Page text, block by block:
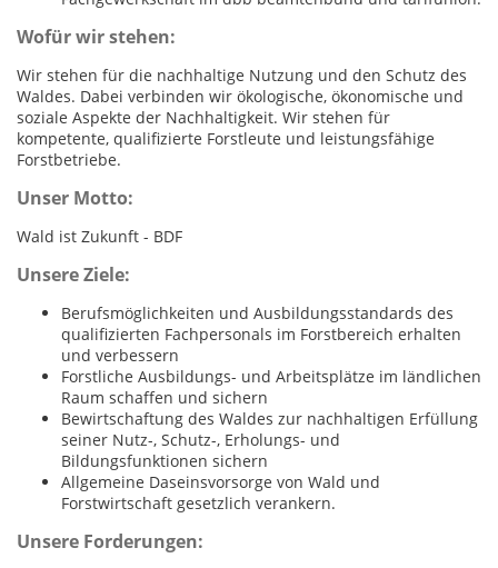
Wofür wir stehen:
Wir stehen für die nachhaltige Nutzung und den Schutz des
Waldes. Dabei verbinden wir ökologische, ökonomische und
soziale Aspekte der Nachhaltigkeit. Wir stehen für
kompetente, qualifizierte Forstleute und leistungsfähige
Forstbetriebe.
Unser Motto:
Wald ist Zukunft - BDF
Unsere Ziele:
Berufsmöglichkeiten und Ausbildungsstandards des
qualifizierten Fachpersonals im Forstbereich erhalten
und verbessern
Forstliche Ausbildungs- und Arbeitsplätze im ländlichen
Raum schaffen und sichern
Bewirtschaftung des Waldes zur nachhaltigen Erfüllung
seiner Nutz-, Schutz-, Erholungs- und
Bildungsfunktionen sichern
Allgemeine Daseinsvorsorge von Wald und
Forstwirtschaft gesetzlich verankern.
Unsere Forderungen: